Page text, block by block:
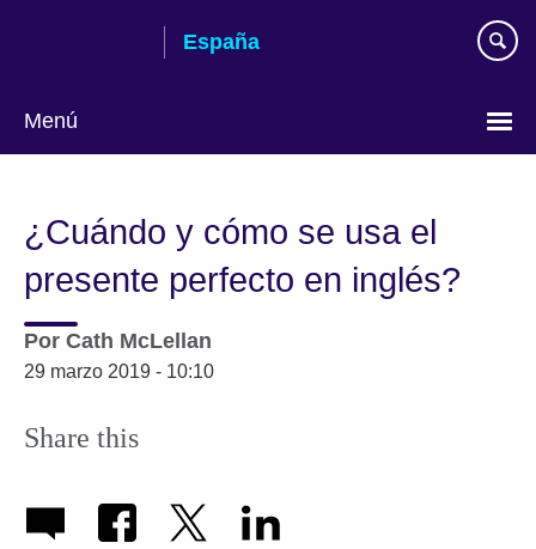
España
Menú
¿Cuándo y cómo se usa el
presente perfecto en inglés?
Por Cath McLellan
29 marzo 2019 - 10:10
Share this